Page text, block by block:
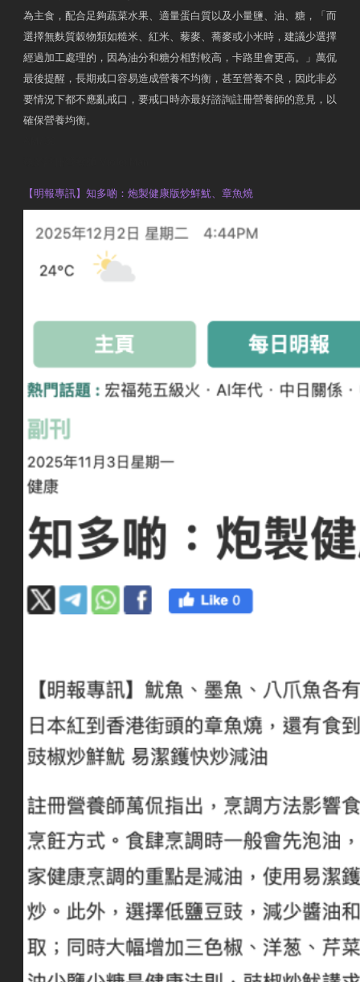
為主食，配合足夠蔬菜水果、適量蛋白質以及小量鹽、油、糖，「而
選擇無麩質穀物類如糙米、紅米、藜麥、蕎麥或小米時，建議少選擇
經過加工處理的，因為油分和糖分相對較高，卡路里會更高。」萬侃
最後提醒，長期戒口容易造成營養不均衡，甚至營養不良，因此非必
要情況下都不應亂戒口，要戒口時亦最好諮詢註冊營養師的意見，以
確保營養均衡。
【明報專訊】知多啲：炮製健康版炒鮮魷、章魚燒